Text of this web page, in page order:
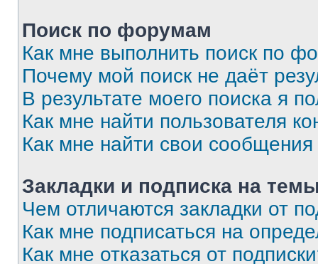
Поиск по форумам
Как мне выполнить поиск по
Почему мой поиск не даёт
В результате моего поиска я
Как мне найти пользователя
Как мне найти свои
Закладки и подписка на
Чем отличаются закладки от
Как мне подписаться на
Как мне отказаться от